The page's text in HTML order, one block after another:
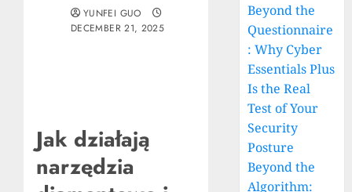
YUNFEI GUO
DECEMBER 21, 2025
Jak działają
narzędzia
Beyond the
Questionnaire
: Why Cyber
Essentials Plus
Is the Real
Test of Your
Security
Posture
Beyond the
Algorithm: